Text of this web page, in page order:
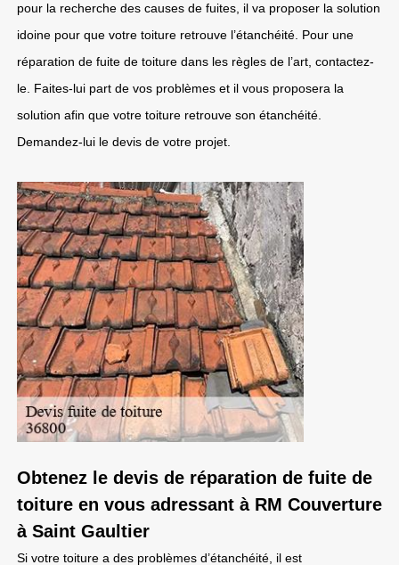
pour la recherche des causes de fuites, il va proposer la solution
idoine pour que votre toiture retrouve l’étanchéité. Pour une
réparation de fuite de toiture dans les règles de l’art, contactez-
le. Faites-lui part de vos problèmes et il vous proposera la
solution afin que votre toiture retrouve son étanchéité.
Demandez-lui le devis de votre projet.
Obtenez le devis de réparation de fuite de
toiture en vous adressant à RM Couverture
à Saint Gaultier
Si votre toiture a des problèmes d’étanchéité, il est